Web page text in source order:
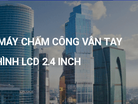
CHẤM CÔNG VÂN TAY
LCD 2.4 INCH